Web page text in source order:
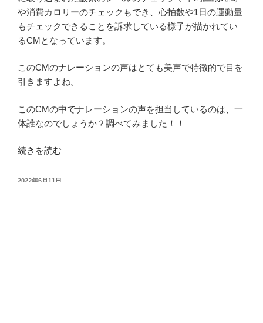
森
vs
福
vs
広
｜
小
安
｜
フ
ル
バ
ー
ョ
ン
楽
配
は？
や消費カロリーのチェックもでき、心拍数や1日の運動量
もチェックできることを訴求している様子が描かれてい
るCMとなっています。
このCMのナレーションの声はとても美声で特徴的で目を
引きますよね。
このCMの中でナレーションの声を担当しているのは、一
体誰なのでしょうか？調べてみました！！
“【ア
プ
続きを読む
投
2022年6月11日